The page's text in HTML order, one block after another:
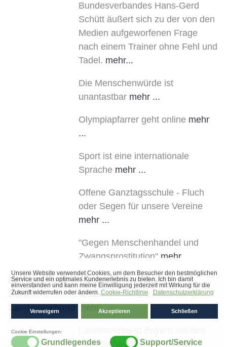
Bundesverbandes Hans-Gerd
Schütt äußert sich zu der von den
Medien aufgeworfenen Frage
nach einem Trainer ohne Fehl und
Tadel. mehr...
Die Menschenwürde ist
unantastbar mehr ...
Olympiapfarrer geht online mehr
...
Sport ist eine internationale
Sprache mehr ...
Offene Ganztagsschule - Fluch
oder Segen für unsere Vereine
mehr ...
"Gegen Menschenhandel und
Zwangsprostitution" mehr
Berichte vom
DJK-
Landesverband
Landesverband Bayern
verabschiedet Dr. Reifenberg
mehr ...
bayerischen Bischöfenmehr ...